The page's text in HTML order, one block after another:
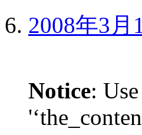
2008年3
Notice: